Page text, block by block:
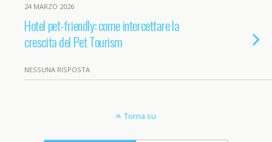
24 MARZO 2026
Hotel pet-friendly: come intercettare la
crescita del Pet Tourism
NESSUNA RISPOSTA
Torna su